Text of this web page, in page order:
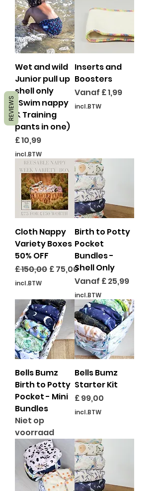
Wet and wild
Junior pull up
shell only
(Swim nappy
& Training
pants in one)
Prijs
£ 10,99
incl.BTW
Inserts and
Boosters
Vanaf £ 1,99
Verkoopprijs
incl.BTW
Cloth Nappy
Variety Boxes
50% OFF
Normale prijs
£ 150,00 Verkoopprijs
£ 75,00
incl.BTW
Birth to Potty
Pocket
Bundles -
Shell Only
Vanaf £ 25,99
Verkoopprijs
incl.BTW
Bells Bumz
Birth to Potty
Pocket - Mini
Bundles
Niet op
voorraad
Bells Bumz
Starter Kit
Prijs
£ 99,00
incl.BTW
REVIEWS